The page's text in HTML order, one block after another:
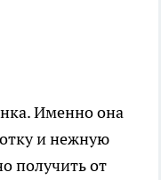
Именно она
и нежную
получить от